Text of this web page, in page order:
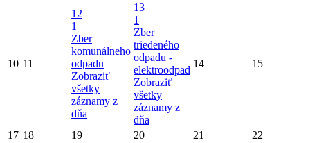
10 11
12
1
Zber
komunálneho
odpadu
Zobraziť
všetky
záznamy z
dňa
13
1
Zber
triedeného
odpadu -
elektroodpad
Zobraziť
všetky
záznamy z
dňa
14 15
17 18 19 20 21 22